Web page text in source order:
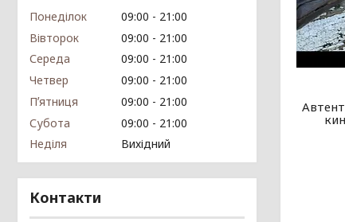
Понеділок 09:00
21:00
Вівторок
09:00
21:00
Середа
09:00
21:00
Четвер
09:00
21:00
Пʼятниця
09:00
21:00
Субота
09:00
21:00
Неділя
Вихідний
Контакти